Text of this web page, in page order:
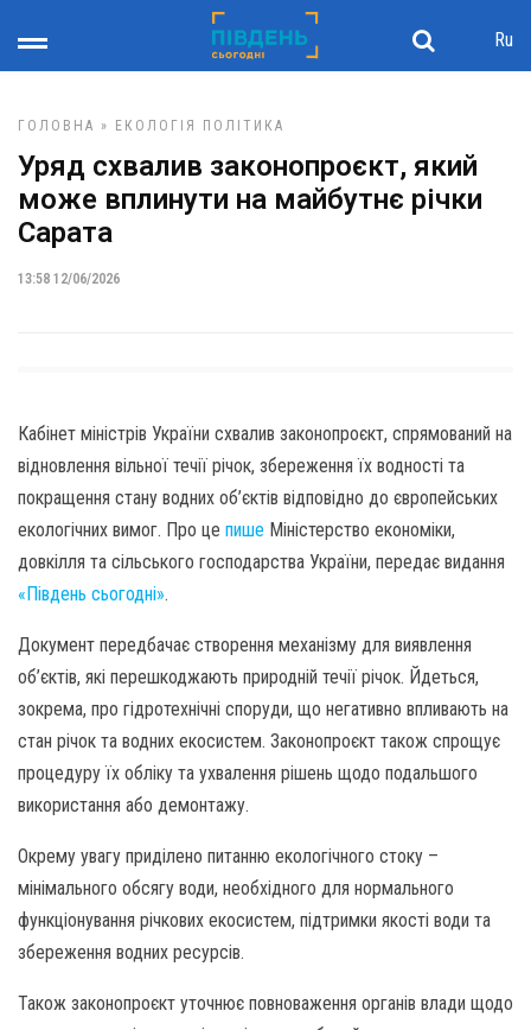
Ru
ГОЛОВНА » ЕКОЛОГІЯ ПОЛІТИКА
Уряд схвалив законопроєкт, який
може вплинути на майбутнє річки
Сарата
13:58 12/06/2026
Кабінет міністрів України схвалив законопроєкт, спрямований на
відновлення вільної течії річок, збереження їх водності та
покращення стану водних об’єктів відповідно до європейських
екологічних вимог. Про це пише Міністерство економіки,
довкілля та сільського господарства України, передає видання
«Південь сьогодні».
Документ передбачає створення механізму для виявлення
об’єктів, які перешкоджають природній течії річок. Йдеться,
зокрема, про гідротехнічні споруди, що негативно впливають на
стан річок та водних екосистем. Законопроєкт також спрощує
процедуру їх обліку та ухвалення рішень щодо подальшого
використання або демонтажу.
Окрему увагу приділено питанню екологічного стоку –
мінімального обсягу води, необхідного для нормального
функціонування річкових екосистем, підтримки якості води та
збереження водних ресурсів.
Також законопроєкт уточнює повноваження органів влади щодо